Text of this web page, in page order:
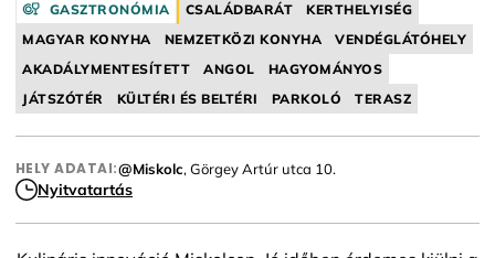
GASZTRONÓMIA CSALÁDBARÁT
KERTHELYISÉG
MAGYAR KONYHA
NEMZETKÖZI KONYHA
VENDÉGLÁTÓHELY
AKADÁLYMENTESÍTETT
ANGOL
HAGYOMÁNYOS
JÁTSZÓTÉR
KÜLTÉRI ÉS BELTÉRI PARKOLÓ TERASZ
HELY ADATAI:@Miskolc, Görgey Artúr utca 10.
Nyitvatartás